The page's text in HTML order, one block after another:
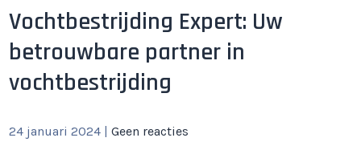
Vochtbestrijding Expert: Uw
betrouwbare partner in
vochtbestrijding
24 januari 2024 |Geen reacties